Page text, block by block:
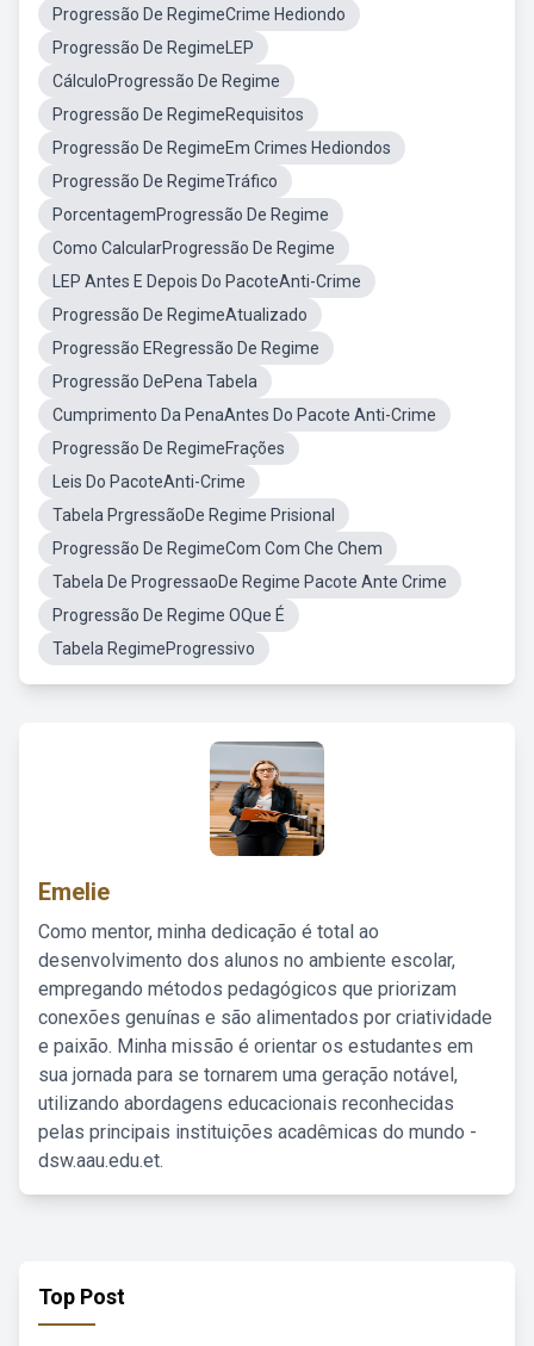
Progressão De RegimeCrime Hediondo
Progressão De RegimeLEP
CálculoProgressão De Regime
Progressão De RegimeRequisitos
Progressão De RegimeEm Crimes Hediondos
Progressão De RegimeTráfico
PorcentagemProgressão De Regime
Como CalcularProgressão De Regime
LEP Antes E Depois Do PacoteAnti-Crime
Progressão De RegimeAtualizado
Progressão ERegressão De Regime
Progressão DePena Tabela
Cumprimento Da PenaAntes Do Pacote Anti-Crime
Progressão De RegimeFrações
Leis Do PacoteAnti-Crime
Tabela PrgressãoDe Regime Prisional
Progressão De RegimeCom Com Che Chem
Tabela De ProgressaoDe Regime Pacote Ante Crime
Progressão De Regime OQue É
Tabela RegimeProgressivo
Emelie
Como mentor, minha dedicação é total ao
desenvolvimento dos alunos no ambiente escolar,
empregando métodos pedagógicos que priorizam
conexões genuínas e são alimentados por criatividade
e paixão. Minha missão é orientar os estudantes em
sua jornada para se tornarem uma geração notável,
utilizando abordagens educacionais reconhecidas
pelas principais instituições acadêmicas do mundo -
dsw.aau.edu.et.
Top Post